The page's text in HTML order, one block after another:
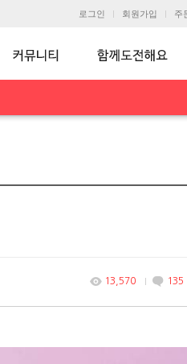
로그인 회원가입 주
13,570 135